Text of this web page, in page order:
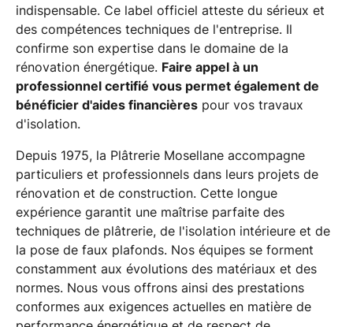
indispensable. Ce label officiel atteste du sérieux et
des compétences techniques de l'entreprise. Il
confirme son expertise dans le domaine de la
rénovation énergétique. Faire appel à un
professionnel certifié vous permet également de
bénéficier d'aides financières pour vos travaux
d'isolation.
Depuis 1975, la Plâtrerie Mosellane accompagne
particuliers et professionnels dans leurs projets de
rénovation et de construction. Cette longue
expérience garantit une maîtrise parfaite des
techniques de plâtrerie, de l'isolation intérieure et de
la pose de faux plafonds. Nos équipes se forment
constamment aux évolutions des matériaux et des
normes. Nous vous offrons ainsi des prestations
conformes aux exigences actuelles en matière de